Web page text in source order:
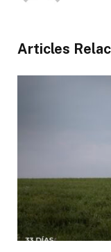
Articles